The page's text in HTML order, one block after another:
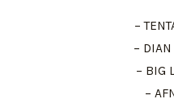
–
–
– BIG
–